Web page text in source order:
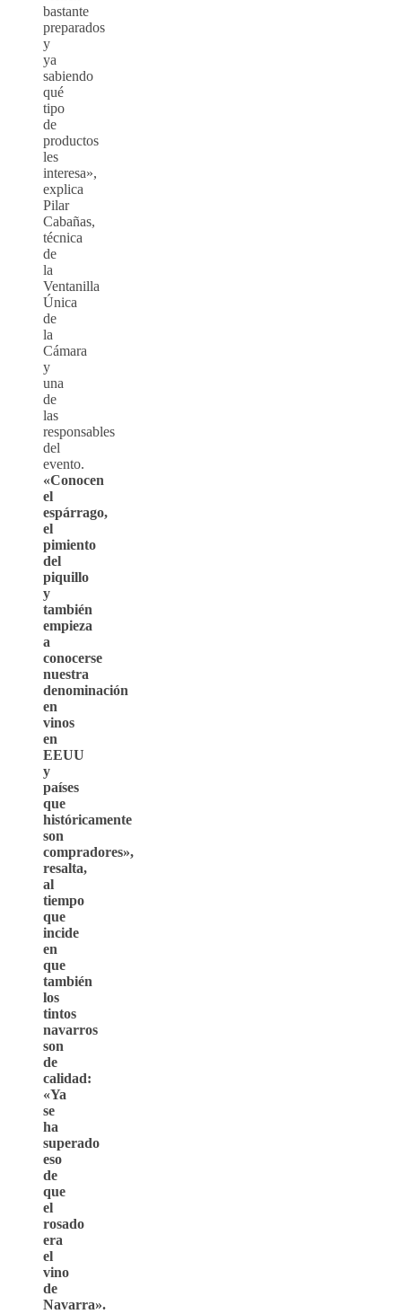
bastante
preparados
y
ya
sabiendo
qué
tipo
de
productos
les
interesa»,
explica
Pilar
Cabañas,
técnica
de
la
Ventanilla
Única
de
la
Cámara
y
una
de
las
responsables
del
evento.
«Conocen
el
espárrago,
el
pimiento
del
piquillo
y
también
empieza
a
conocerse
nuestra
denominación
en
vinos
en
EEUU
y
países
que
históricamente
son
compradores»,
resalta,
al
tiempo
que
incide
en
que
también
los
tintos
navarros
son
de
calidad:
«Ya
se
ha
superado
eso
de
que
el
rosado
era
el
vino
de
Navarra».